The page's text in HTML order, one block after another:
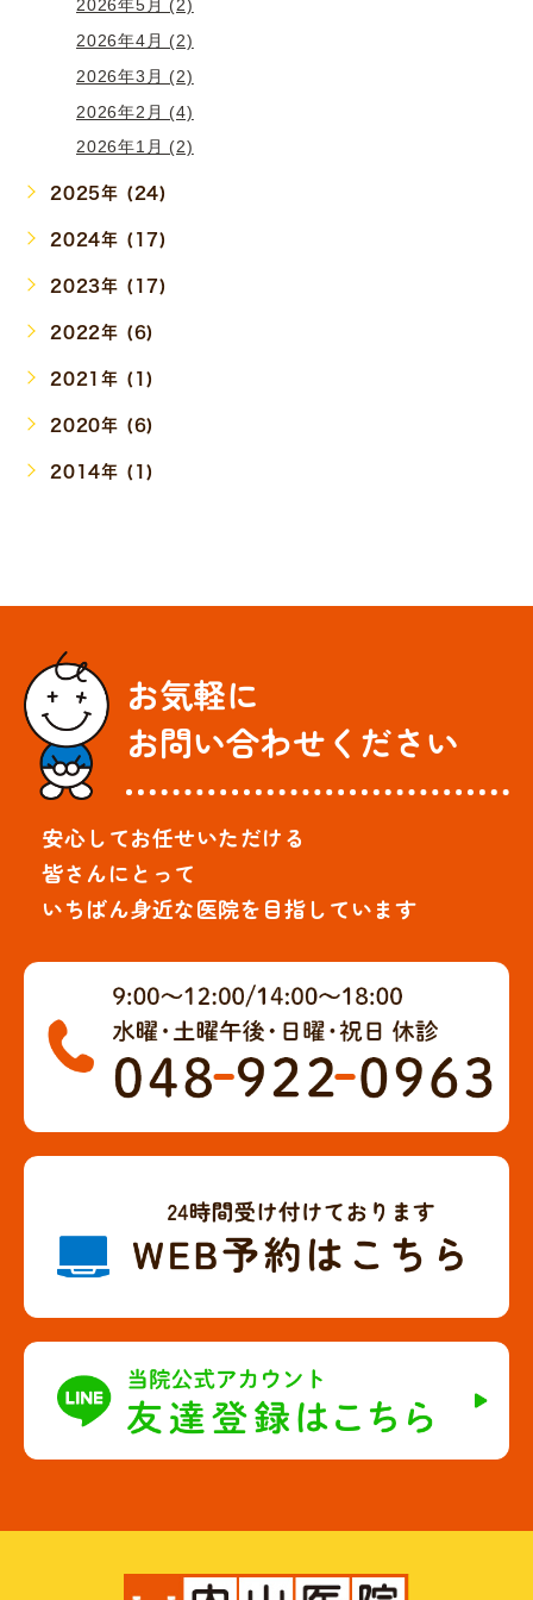
2026年5月 (2)
2026年4月 (2)
2026年3月 (2)
2026年2月 (4)
2026年1月 (2)
2025年 (24)
2024年 (17)
2023年 (17)
2022年 (6)
2021年 (1)
2020年 (6)
2014年 (1)
お気軽に
お問い合わせください
安心してお任せいただける
皆さんにとって
いちばん身近な医院を目指しています